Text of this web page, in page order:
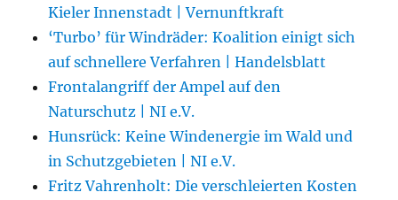
Kieler Innenstadt | Vernunftkraft
‘Turbo’ für Windräder: Koalition einigt sich
auf schnellere Verfahren | Handelsblatt
Frontalangriff der Ampel auf den
Naturschutz | NI e.V.
Hunsrück: Keine Windenergie im Wald und
in Schutzgebieten | NI e.V.
Fritz Vahrenholt: Die verschleierten Kosten